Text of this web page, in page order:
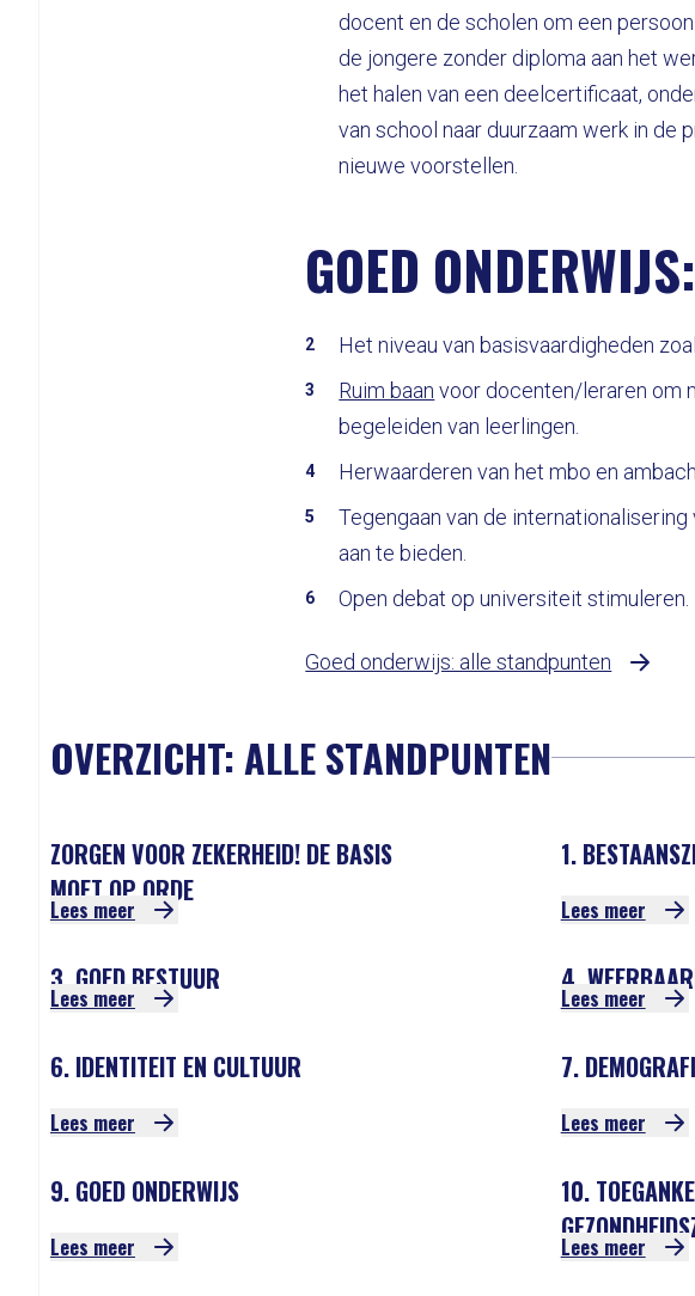
docent en de scholen om een
de jongere zonder diploma aan het
het halen van een deelcertificaat,
van school naar duurzaam werk in de
nieuwe voorstellen.
GOED
Het niveau van basisvaardigheden
Ruim baan voor docenten/leraren om
begeleiden van leerlingen.
Herwaarderen van het mbo en
Tegengaan van de
aan te bieden.
Open debat op universiteit stimuleren.
Goed onderwijs: alle standpunten
OVERZICHT: ALLE STANDPUNTEN
ZORGEN VOOR ZEKERHEID! DE BASIS
MOET OP ORDE
Lees meer
1.
Lees meer
3. GOED BESTUUR
Lees meer
4.
Lees meer
6. IDENTITEIT EN CULTUUR
Lees meer
7.
Lees meer
9. GOED ONDERWIJS
Lees meer
10.
Lees meer